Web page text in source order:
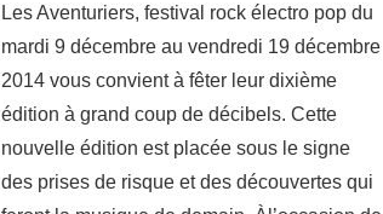
Les Aventuriers, festival rock électro pop du
mardi 9 décembre au vendredi 19 décembre
2014 vous convient à fêter leur dixième
édition à grand coup de décibels. Cette
nouvelle édition est placée sous le signe
des prises de risque et des découvertes qui